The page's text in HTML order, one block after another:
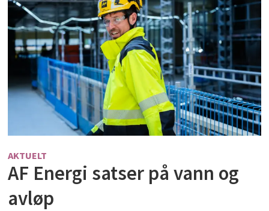
AKTUELT
AF Energi satser på vann og
avløp